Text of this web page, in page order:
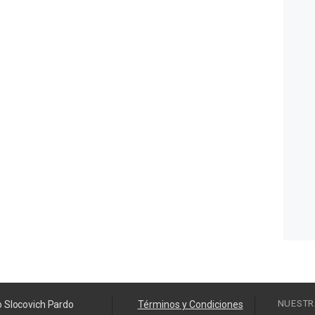
Slocovich Pardo Términos y Condiciones